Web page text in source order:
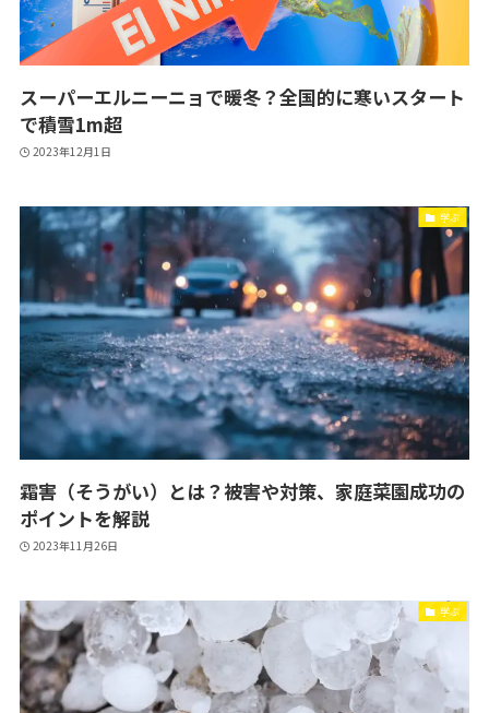
スーパーエルニーニョで暖冬？全国的に寒いスタート
で積雪1m超
2023年12月1日
学ぶ
霜害（そうがい）とは？被害や対策、家庭菜園成功の
ポイントを解説
2023年11月26日
学ぶ